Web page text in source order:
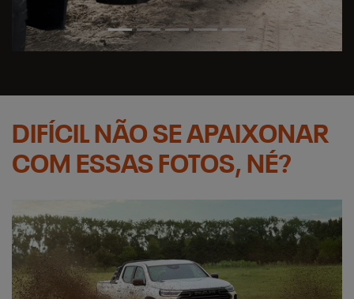
DIFÍCIL NÃO SE APAIXONAR
COM ESSAS FOTOS, NÉ?